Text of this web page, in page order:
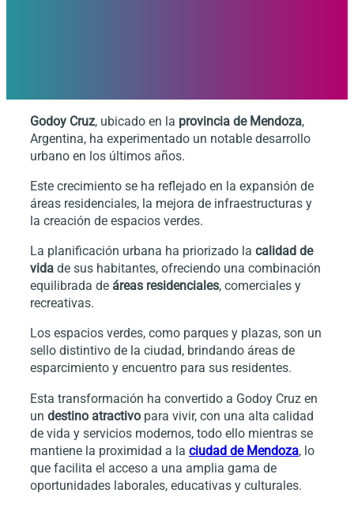
Godoy Cruz, ubicado en la provincia de Mendoza,
Argentina, ha experimentado un notable desarrollo
urbano en los últimos años.
Este crecimiento se ha reflejado en la expansión de
áreas residenciales, la mejora de infraestructuras y
la creación de espacios verdes.
La planificación urbana ha priorizado la calidad de
vida de sus habitantes, ofreciendo una combinación
equilibrada de áreas residenciales, comerciales y
recreativas.
Los espacios verdes, como parques y plazas, son un
sello distintivo de la ciudad, brindando áreas de
esparcimiento y encuentro para sus residentes.
Esta transformación ha convertido a Godoy Cruz en
un destino atractivo para vivir, con una alta calidad
de vida y servicios modernos, todo ello mientras se
mantiene la proximidad a la ciudad de Mendoza, lo
que facilita el acceso a una amplia gama de
oportunidades laborales, educativas y culturales.